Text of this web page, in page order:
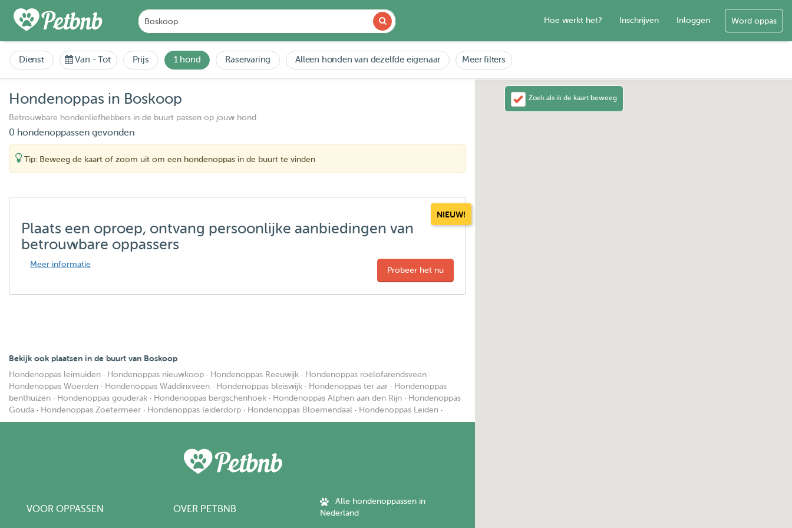
Hoe werkt het? Inschrijven Inloggen Word oppas
Dienst Van -Tot Prijs 1 hond Raservaring Alleen honden van dezelfde eigenaar Meer filters
Hondenoppas in Boskoop
Betrouwbare hondenliefhebbers in de buurt passen op jouw hond
0 hondenoppassen gevonden
Tip: Beweeg de kaart of zoom uit om een hondenoppas in de buurt te vinden
NIEUW!
Plaats een oproep, ontvang persoonlijke aanbiedingen van
betrouwbare oppassers
Meer informatie
Probeer het nu
Bekijk ook plaatsen in de buurt van Boskoop
Hondenoppas leimuiden · Hondenoppas nieuwkoop · Hondenoppas Reeuwijk · Hondenoppas roelofarendsveen ·
Hondenoppas Woerden · Hondenoppas Waddinxveen · Hondenoppas bleiswijk · Hondenoppas ter aar · Hondenoppas
benthuizen · Hondenoppas gouderak · Hondenoppas bergschenhoek · Hondenoppas Alphen aan den Rijn · Hondenoppas
Gouda · Hondenoppas Zoetermeer · Hondenoppas leiderdorp · Hondenoppas Bloemendaal · Hondenoppas Leiden ·
VOOR OPPASSEN OVER PETBNB
Alle hondenoppassen in
Nederland
Zoek als ik de kaart beweeg